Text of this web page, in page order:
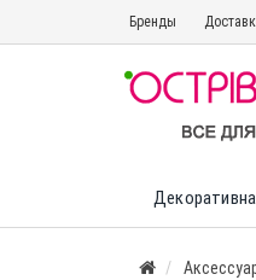
Бренды